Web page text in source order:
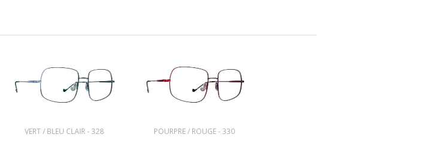
VERT / BLEU CLAIR - 328 POURPRE / ROUGE - 330